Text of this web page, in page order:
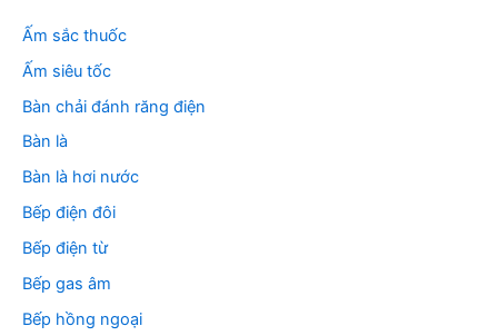
m
Ấm sắc thuốc
Ấm siêu tốc
Bàn chải đánh răng điện
Bàn là
Bàn là hơi nước
Bếp điện đôi
Bếp điện từ
Bếp gas âm
Bếp hồng ngoại